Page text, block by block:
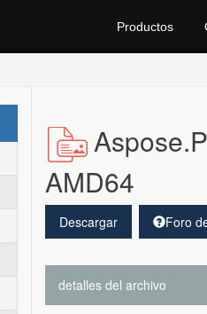
Productos
AMD64
Descargar Foro
detalles del archivo